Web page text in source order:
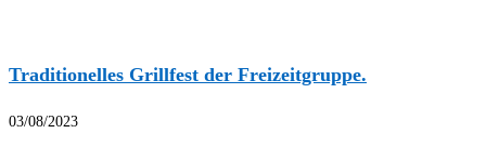
Traditionelles Grillfest der Freizeitgruppe.
03/08/2023